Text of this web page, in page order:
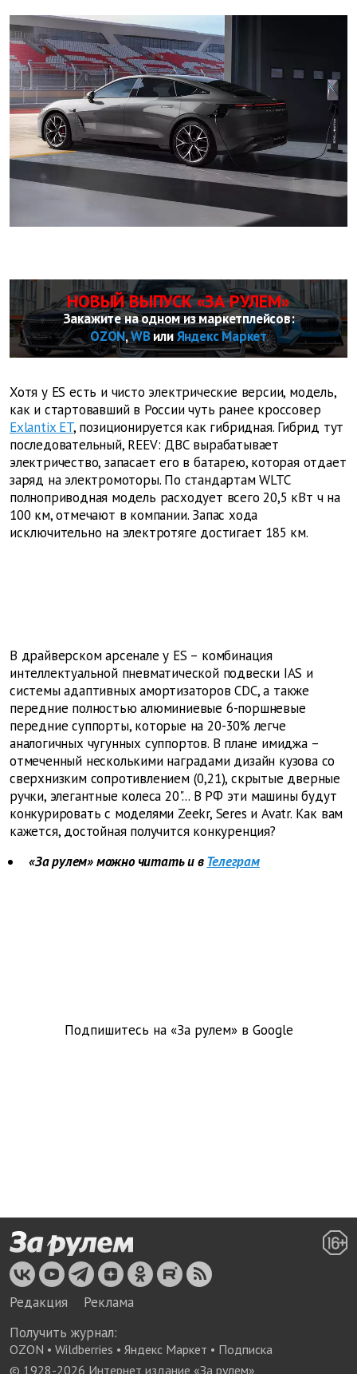
НОВЫЙ ВЫПУСК «ЗА РУЛЕМ»
Закажите на одном из маркетплейсов:
OZON,WBилиЯндекс Маркет
Хотя у ES есть и чисто электрические версии, модель,
как и стартовавший в России чуть ранее кроссовер
Exlantix ET, позиционируется как гибридная. Гибрид тут
последовательный, REEV: ДВС вырабатывает
электричество, запасает его в батарею, которая отдает
заряд на электромоторы. По стандартам WLTC
полноприводная модель расходует всего 20,5 кВт ч на
100 км, отмечают в компании. Запас хода
исключительно на электротяге достигает 185 км.
В драйверском арсенале у ES – комбинация
интеллектуальной пневматической подвески IAS и
системы адаптивных амортизаторов CDC, а также
передние полностью алюминиевые 6-поршневые
передние суппорты, которые на 20-30% легче
аналогичных чугунных суппортов. В плане имиджа –
отмеченный несколькими наградами дизайн кузова со
сверхнизким сопротивлением (0,21), скрытые дверные
ручки, элегантные колеса 20"... В РФ эти машины будут
конкурировать с моделями Zeekr, Seres и Avatr. Как вам
кажется, достойная получится конкуренция?
«За рулем» можно читать и вТелеграм
Подпишитесь на «За рулем» в Google
Редакция
Реклама
Получить журнал:
OZON • Wildberries • Яндекс Маркет • Подписка
© 1928-2026 Интернет издание «За рулем»